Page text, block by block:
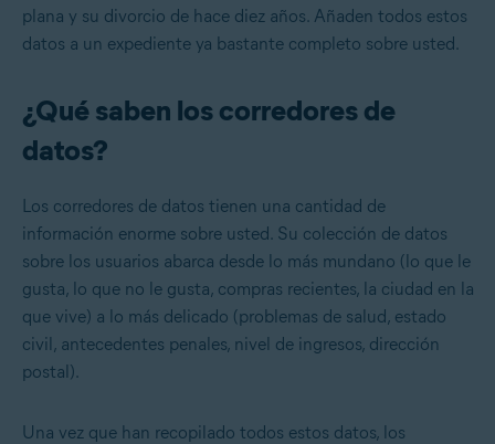
plana y su divorcio de hace diez años. Añaden todos estos
datos a un expediente ya bastante completo sobre usted.
¿Qué saben los corredores de
datos?
Los corredores de datos tienen una cantidad de
información enorme sobre usted. Su colección de datos
sobre los usuarios abarca desde lo más mundano (lo que le
gusta, lo que no le gusta, compras recientes, la ciudad en la
que vive) a lo más delicado (problemas de salud, estado
civil, antecedentes penales, nivel de ingresos, dirección
postal).
Una vez que han recopilado todos estos datos, los